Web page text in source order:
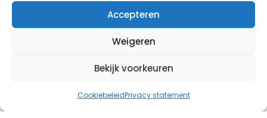
Accepteren
Weigeren
Bekijk voorkeuren
CookiebeleidPrivacy statement
Aanmelden
Prikkelbare Darm Syndroom